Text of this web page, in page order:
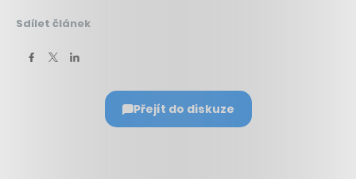
Sdílet článek
Přejít do diskuze